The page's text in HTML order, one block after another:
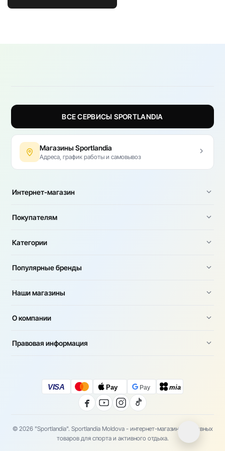
ВСЕ СЕРВИСЫ SPORTLANDIA
Магазины Sportlandia
Адреса, график работы и самовывоз
Интернет-магазин
Покупателям
Категории
Популярные бренды
Наши магазины
О компании
Правовая информация
VISA Pay Pay mia
© 2026 "Sportlandia". Sportlandia Moldova - интернет-магазин спортивных
товаров для спорта и активного отдыха.